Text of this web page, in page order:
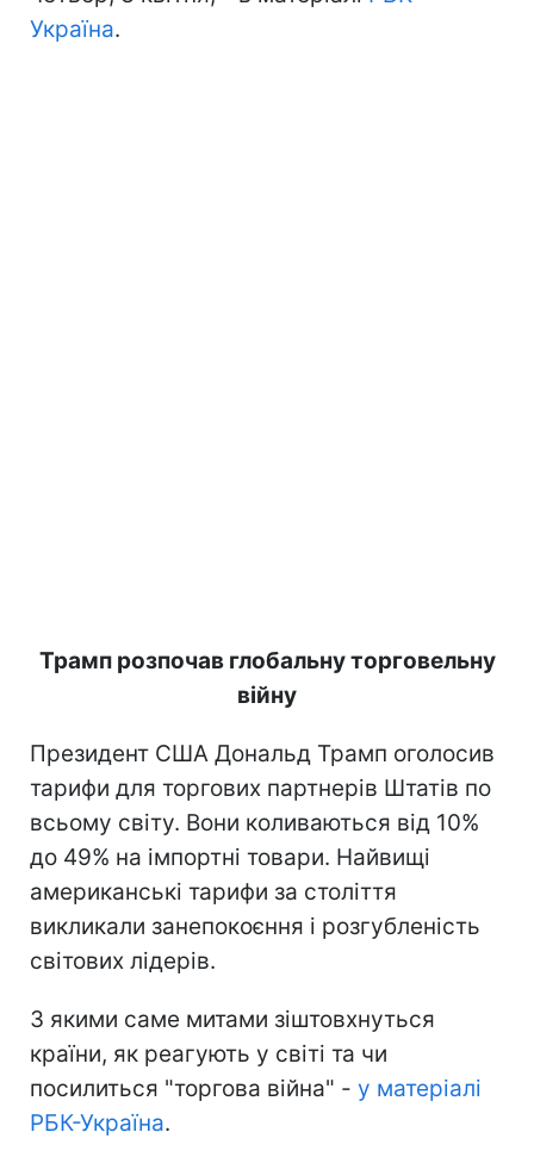
Україна.
Трамп розпочав глобальну торговельну
війну
Президент США Дональд Трамп оголосив
тарифи для торгових партнерів Штатів по
всьому світу. Вони коливаються від 10%
до 49% на імпортні товари. Найвищі
американські тарифи за століття
викликали занепокоєння і розгубленість
світових лідерів.
З якими саме митами зіштовхнуться
країни, як реагують у світі та чи
посилиться "торгова війна" - у матеріалі
РБК-Україна.